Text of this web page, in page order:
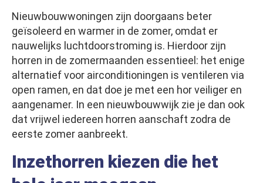
Nieuwbouwwoningen zijn doorgaans beter
geïsoleerd en warmer in de zomer, omdat er
nauwelijks luchtdoorstroming is. Hierdoor zijn
horren in de zomermaanden essentieel: het enige
alternatief voor airconditioningen is ventileren via
open ramen, en dat doe je met een hor veiliger en
aangenamer. In een nieuwbouwwijk zie je dan ook
dat vrijwel iedereen horren aanschaft zodra de
eerste zomer aanbreekt.
Inzethorren kiezen die het